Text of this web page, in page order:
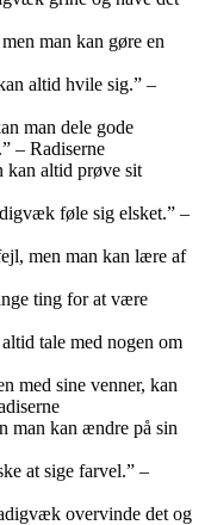
man kan gøre en
altid hvile sig.” –
man dele gode
– Radiserne
kan altid prøve sit
føle sig elsket.” –
men man kan lære af
ting for at være
tale med nogen om
med sine venner, kan
man kan ændre på sin
at sige farvel.” –
overvinde det og